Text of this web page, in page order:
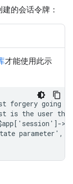
的会话令牌：
才能使用此示
forgery going
is the user that
parameter',